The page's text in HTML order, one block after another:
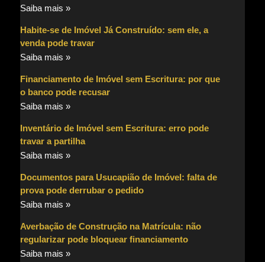
Saiba mais »
Habite-se de Imóvel Já Construído: sem ele, a
venda pode travar
Saiba mais »
Financiamento de Imóvel sem Escritura: por que
o banco pode recusar
Saiba mais »
Inventário de Imóvel sem Escritura: erro pode
travar a partilha
Saiba mais »
Documentos para Usucapião de Imóvel: falta de
prova pode derrubar o pedido
Saiba mais »
Averbação de Construção na Matrícula: não
regularizar pode bloquear financiamento
Saiba mais »